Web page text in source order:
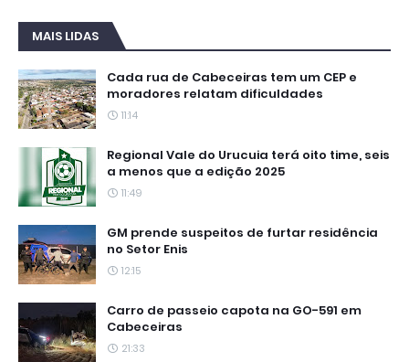
MAIS LIDAS
Cada rua de Cabeceiras tem um CEP e
moradores relatam dificuldades
11:14
Regional Vale do Urucuia terá oito time, seis
a menos que a edição 2025
11:49
GM prende suspeitos de furtar residência
no Setor Enis
12:15
Carro de passeio capota na GO-591 em
Cabeceiras
21:33